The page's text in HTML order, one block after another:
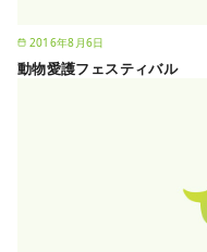
2016年8月6日
動物愛護フェスティバル